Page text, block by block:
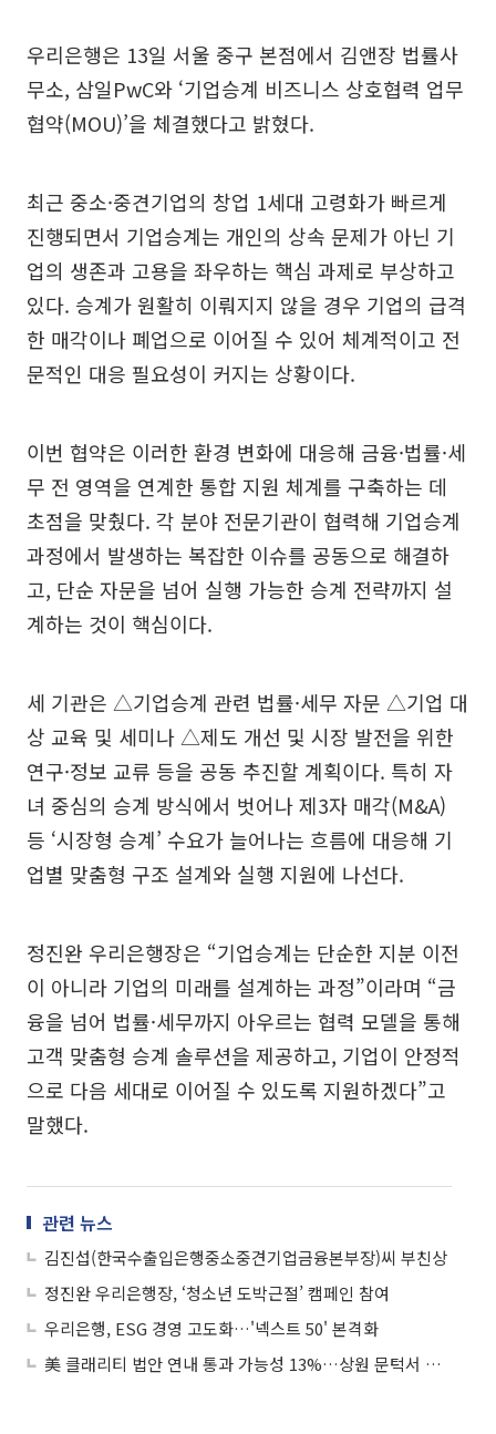
우리은행은 13일 서울 중구 본점에서 김앤장 법률사
무소, 삼일PwC와 ‘기업승계 비즈니스 상호협력 업무
협약(MOU)’을 체결했다고 밝혔다.
최근 중소·중견기업의 창업 1세대 고령화가 빠르게
진행되면서 기업승계는 개인의 상속 문제가 아닌 기
업의 생존과 고용을 좌우하는 핵심 과제로 부상하고
있다. 승계가 원활히 이뤄지지 않을 경우 기업의 급격
한 매각이나 폐업으로 이어질 수 있어 체계적이고 전
문적인 대응 필요성이 커지는 상황이다.
이번 협약은 이러한 환경 변화에 대응해 금융·법률·세
무 전 영역을 연계한 통합 지원 체계를 구축하는 데
초점을 맞췄다. 각 분야 전문기관이 협력해 기업승계
과정에서 발생하는 복잡한 이슈를 공동으로 해결하
고, 단순 자문을 넘어 실행 가능한 승계 전략까지 설
계하는 것이 핵심이다.
세 기관은 △기업승계 관련 법률·세무 자문 △기업 대
상 교육 및 세미나 △제도 개선 및 시장 발전을 위한
연구·정보 교류 등을 공동 추진할 계획이다. 특히 자
녀 중심의 승계 방식에서 벗어나 제3자 매각(M&A)
등 ‘시장형 승계’ 수요가 늘어나는 흐름에 대응해 기
업별 맞춤형 구조 설계와 실행 지원에 나선다.
정진완 우리은행장은 “기업승계는 단순한 지분 이전
이 아니라 기업의 미래를 설계하는 과정”이라며 “금
융을 넘어 법률·세무까지 아우르는 협력 모델을 통해
고객 맞춤형 승계 솔루션을 제공하고, 기업이 안정적
으로 다음 세대로 이어질 수 있도록 지원하겠다”고
말했다.
관련 뉴스
김진섭(한국수출입은행중소중견기업금융본부장)씨 부친상
정진완 우리은행장, ‘청소년 도박근절’ 캠페인 참여
우리은행, ESG 경영 고도화…'넥스트 50' 본격화
美 클래리티 법안 연내 통과 가능성 13%…상원 문턱서 제동